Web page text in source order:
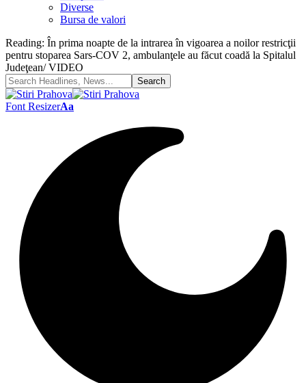
Diverse
Bursa de valori
Reading: În prima noapte de la intrarea în vigoarea a noilor restricţii
pentru stoparea Sars-COV 2, ambulanţele au făcut coadă la Spitalul
Judeţean/ VIDEO
Font ResizerAa